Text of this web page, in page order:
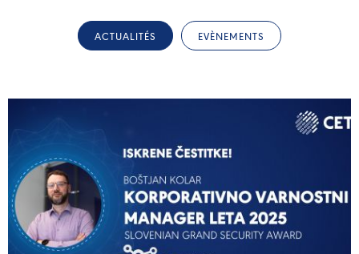
ACTUALITÉS EVÈNEMENTS